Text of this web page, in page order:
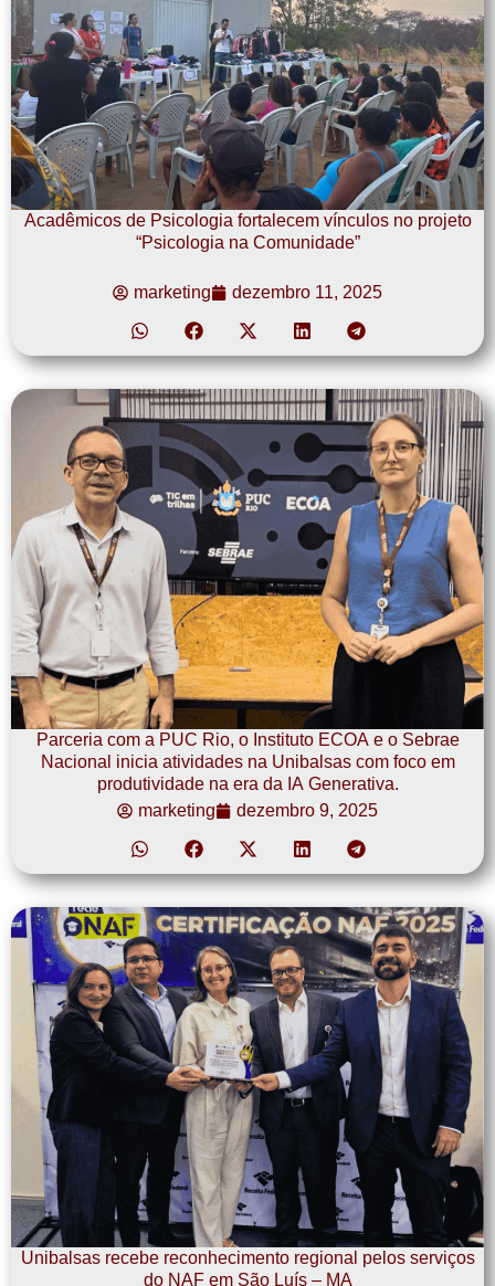
Acadêmicos de Psicologia fortalecem vínculos no projeto
“Psicologia na Comunidade”
marketing dezembro 11, 2025
Parceria com a PUC Rio, o Instituto ECOA e o Sebrae
Nacional inicia atividades na Unibalsas com foco em
produtividade na era da IA Generativa.
marketing
dezembro 9, 2025
Unibalsas recebe reconhecimento regional pelos serviços
do NAF em São Luís – MA